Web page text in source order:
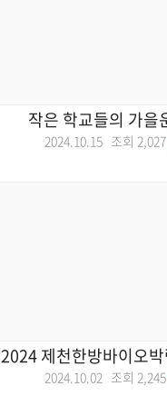
작은 학교들의 가을
2024.10.15 조회 2,027
2024 제천한방바이오
2024.10.02 조회 2,245